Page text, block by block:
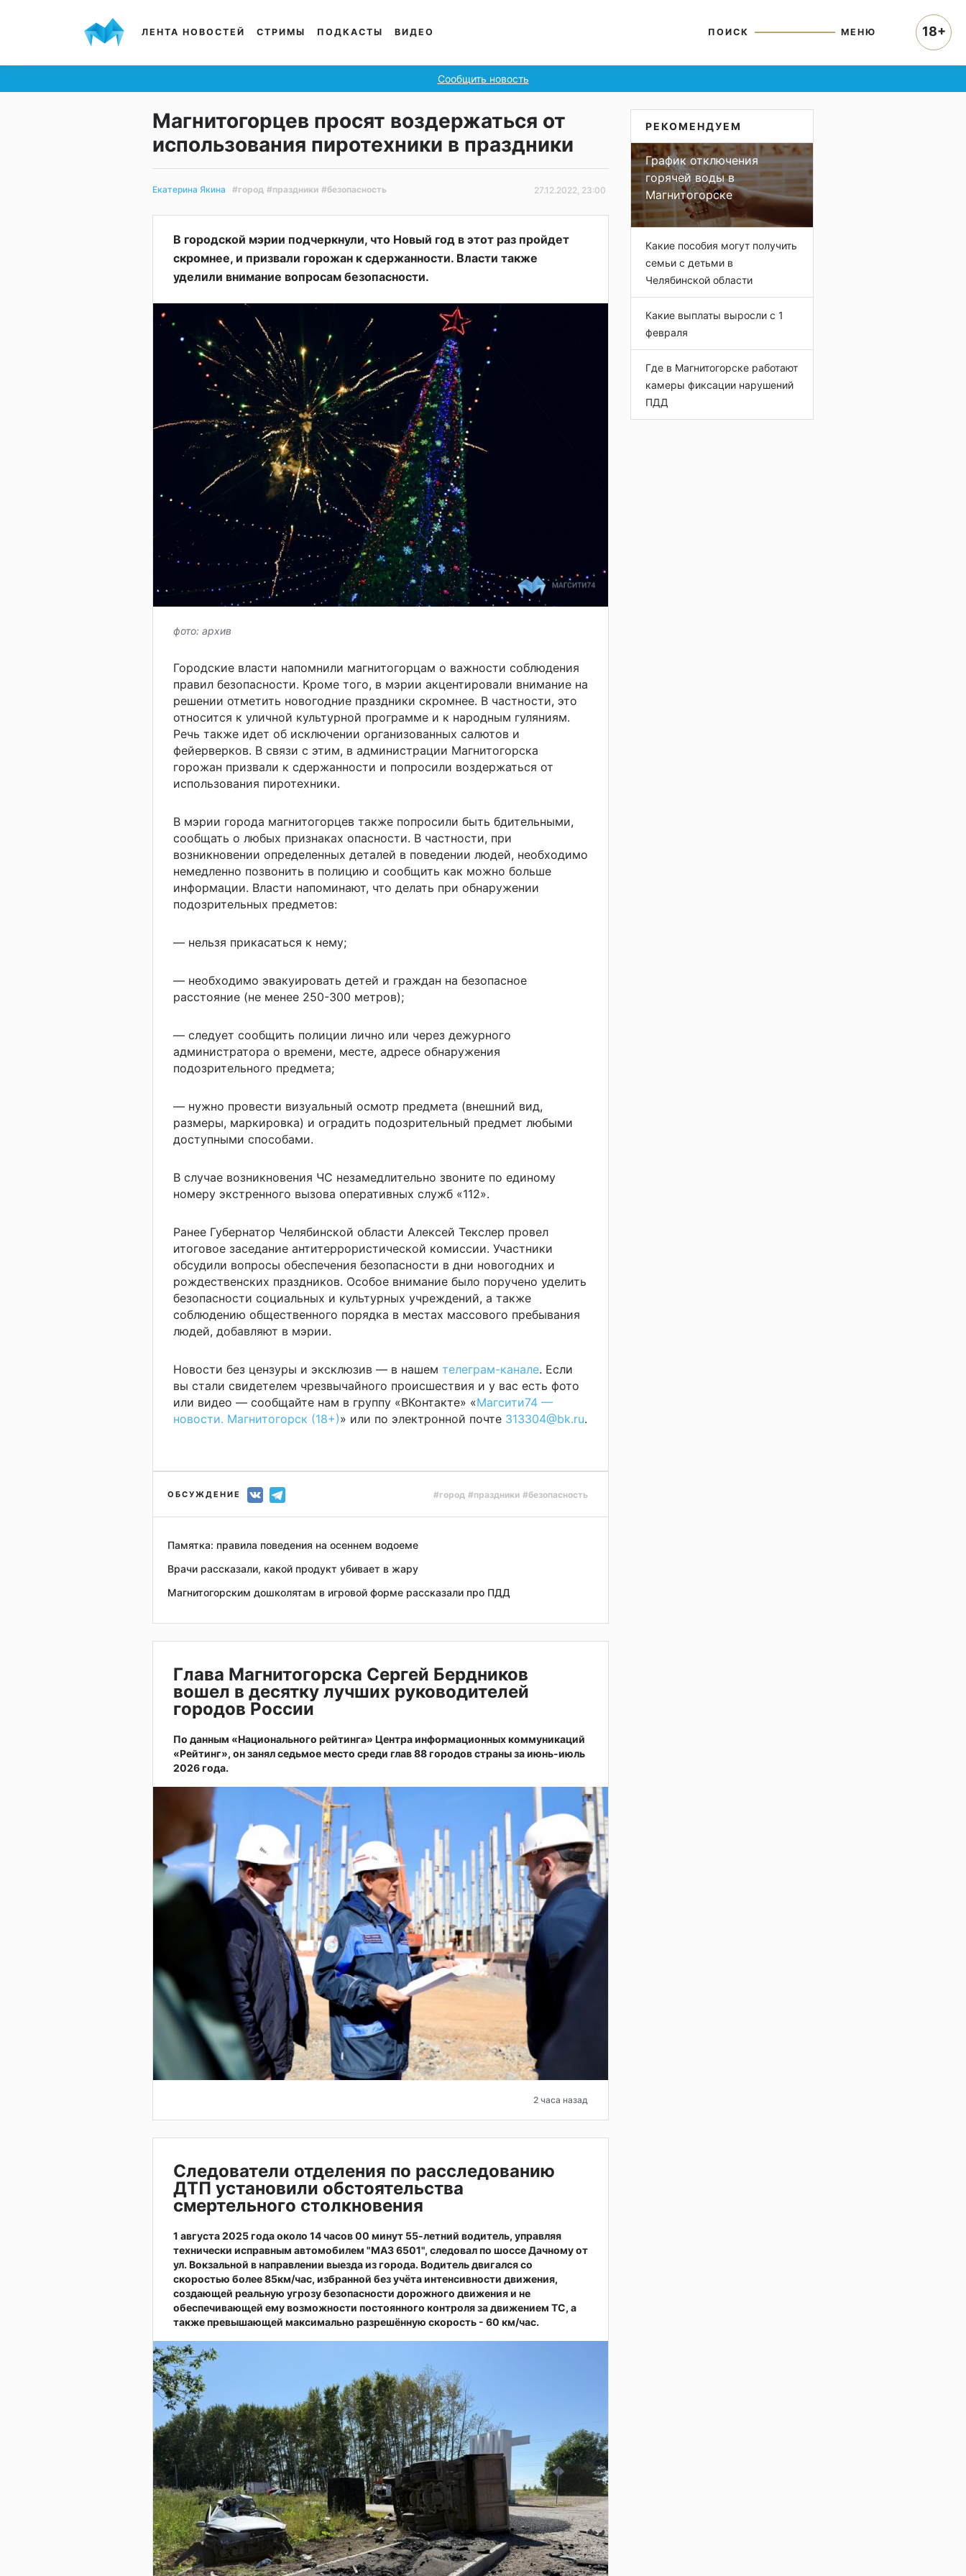
ЛЕНТА НОВОСТЕЙ СТРИМЫ ПОДКАСТЫ ВИДЕО ПОИСК МЕНЮ
Сообщить новость
Магнитогорцев просят воздержаться от
использования пиротехники в праздники
Екатерина Якина #город #праздники #безопасность 27.12.2022, 23:00
В городской мэрии подчеркнули, что Новый год в этот раз пройдет
скромнее, и призвали горожан к сдержанности. Власти также
уделили внимание вопросам безопасности.
фото: архив
Городские власти напомнили магнитогорцам о важности соблюдения
правил безопасности. Кроме того, в мэрии акцентировали внимание на
решении отметить новогодние праздники скромнее. В частности, это
относится к уличной культурной программе и к народным гуляниям.
Речь также идет об исключении организованных салютов и
фейерверков. В связи с этим, в администрации Магнитогорска
горожан призвали к сдержанности и попросили воздержаться от
использования пиротехники.
В мэрии города магнитогорцев также попросили быть бдительными,
сообщать о любых признаках опасности. В частности, при
возникновении определенных деталей в поведении людей, необходимо
немедленно позвонить в полицию и сообщить как можно больше
информации. Власти напоминают, что делать при обнаружении
подозрительных предметов:
— нельзя прикасаться к нему;
— необходимо эвакуировать детей и граждан на безопасное
расстояние (не менее 250-300 метров);
— следует сообщить полиции лично или через дежурного
администратора о времени, месте, адресе обнаружения
подозрительного предмета;
— нужно провести визуальный осмотр предмета (внешний вид,
размеры, маркировка) и оградить подозрительный предмет любыми
доступными способами.
В случае возникновения ЧС незамедлительно звоните по единому
номеру экстренного вызова оперативных служб «112».
Ранее Губернатор Челябинской области Алексей Текслер провел
итоговое заседание антитеррористической комиссии. Участники
обсудили вопросы обеспечения безопасности в дни новогодних и
рождественских праздников. Особое внимание было поручено уделить
безопасности социальных и культурных учреждений, а также
соблюдению общественного порядка в местах массового пребывания
людей, добавляют в мэрии.
Новости без цензуры и эксклюзив — в нашем телеграм-канале. Если
вы стали свидетелем чрезвычайного происшествия и у вас есть фото
или видео — сообщайте нам в группу «ВКонтакте» «Магсити74 —
новости. Магнитогорск (18+)» или по электронной почте 313304@bk.ru.
ОБСУЖДЕНИЕ #город #праздники #безопасность
Памятка: правила поведения на осеннем водоеме
Врачи рассказали, какой продукт убивает в жару
Магнитогорским дошколятам в игровой форме рассказали про ПДД
Глава Магнитогорска Сергей Бердников
вошел в десятку лучших руководителей
городов России
По данным «Национального рейтинга» Центра информационных коммуникаций
«Рейтинг», он занял седьмое место среди глав 88 городов страны за июнь-июль
2026 года.
2 часа назад
Следователи отделения по расследованию
ДТП установили обстоятельства
смертельного столкновения
1 августа 2025 года около 14 часов 00 минут 55-летний водитель, управляя
технически исправным автомобилем "МАЗ 6501", следовал по шоссе Дачному от
ул. Вокзальной в направлении выезда из города. Водитель двигался со
скоростью более 85км/час, избранной без учёта интенсивности движения,
создающей реальную угрозу безопасности дорожного движения и не
обеспечивающей ему возможности постоянного контроля за движением ТС, а
также превышающей максимально разрешённую скорость - 60 км/час.
РЕКОМЕНДУЕМ
График отключения
горячей воды в
Магнитогорске
Какие пособия могут получить
семьи с детьми в
Челябинской области
Какие выплаты выросли с 1
февраля
Где в Магнитогорске работают
камеры фиксации нарушений
ПДД
18+